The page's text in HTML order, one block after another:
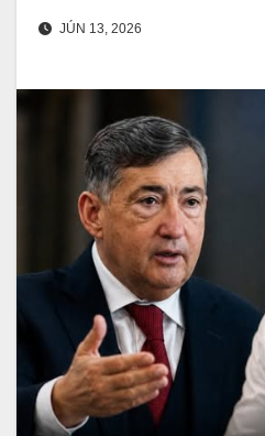
JÚN 13, 2026